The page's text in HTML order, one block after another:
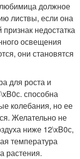
должное
листвы, если она
признак недостатка
освещения
они становятся
для роста и
способна
колебания, но ее
Желательно не
ниже 12\xB0с,
температура
растения.